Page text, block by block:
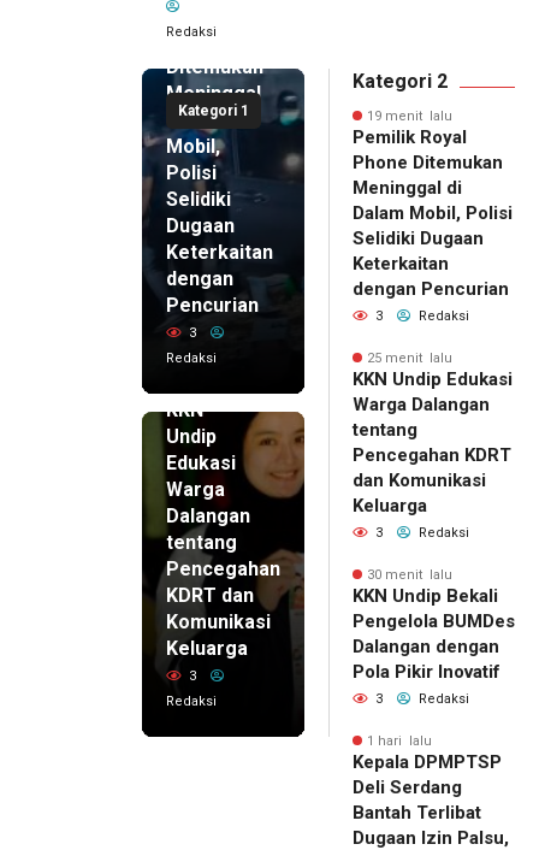
Redaksi
Kategori 1
Royal
Phone
Ditemukan
Meninggal
di Dalam
Mobil,
Polisi
Selidiki
Dugaan
Keterkaitan
dengan
Pencurian
3
Redaksi
KKN
Undip
Edukasi
Warga
Dalangan
tentang
Pencegahan
KDRT dan
Komunikasi
Keluarga
3
Redaksi
Kategori 2
19 menit lalu
Pemilik Royal
Phone Ditemukan
Meninggal di
Dalam Mobil, Polisi
Selidiki Dugaan
Keterkaitan
dengan Pencurian
3 Redaksi
25 menit lalu
KKN Undip Edukasi
Warga Dalangan
tentang
Pencegahan KDRT
dan Komunikasi
Keluarga
3 Redaksi
30 menit lalu
KKN Undip Bekali
Pengelola BUMDes
Dalangan dengan
Pola Pikir Inovatif
3 Redaksi
1 hari lalu
Kepala DPMPTSP
Deli Serdang
Bantah Terlibat
Dugaan Izin Palsu,